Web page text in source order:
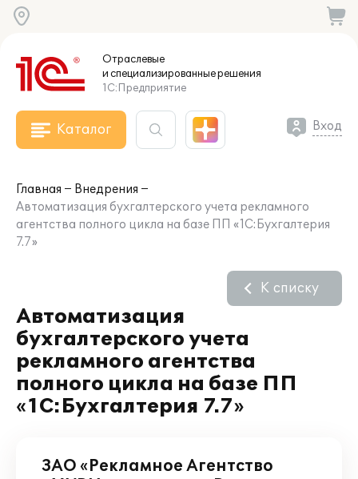
Отраслевые
и специализированныерешения
1С:Предприятие
Каталог Вход
Главная
Внедрения
Автоматизация бухгалтерского учета рекламного
агентства полного цикла на базе ПП «1С:Бухгалтерия
7.7»
Автоматизация
бухгалтерского учета
рекламного агентства
полного цикла на базе ПП
«1С:Бухгалтерия 7.7»
К списку
ЗАО «Рекламное Агентство